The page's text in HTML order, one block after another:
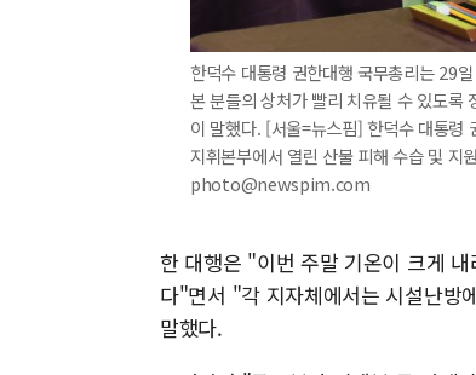
한덕수 대통령 권한대행 국무총리는 29
본 분들의 상처가 빨리 치유될 수 있도록
이 말했다. [서울=뉴스핌] 한덕수 대통령
지휘본부에서 열린 산불 피해 수습 및
photo@newspim.com
한 대행은 "이번 주말 기온이 크게
다"면서 "각 지자체에서는 시설난방
말했다.